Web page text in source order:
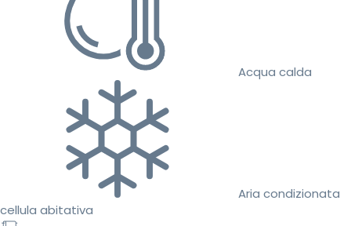
Acqua calda
Aria condizionata
cellula abitativa